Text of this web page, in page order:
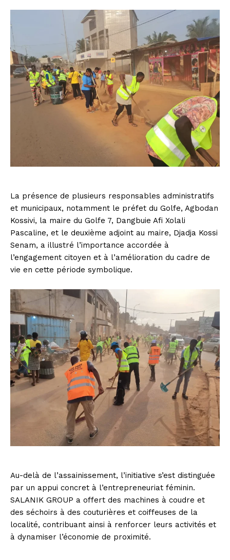
La présence de plusieurs responsables administratifs
et municipaux, notamment le préfet du Golfe, Agbodan
Kossivi, la maire du Golfe 7, Dangbuie Afi Xolali
Pascaline, et le deuxième adjoint au maire, Djadja Kossi
Senam, a illustré l’importance accordée à
l’engagement citoyen et à l’amélioration du cadre de
vie en cette période symbolique.
Au-delà de l’assainissement, l’initiative s’est distinguée
par un appui concret à l’entrepreneuriat féminin.
SALANIK GROUP a offert des machines à coudre et
des séchoirs à des couturières et coiffeuses de la
localité, contribuant ainsi à renforcer leurs activités et
à dynamiser l’économie de proximité.